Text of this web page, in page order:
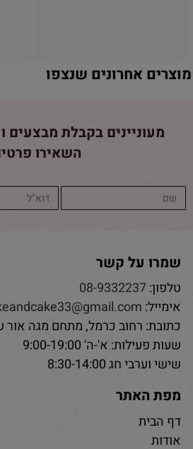
מוצרים אחרונים שנצפו
מעוניינים בקבלת מבצעים
השאירו
שמרו על קשר
טלפון:08-9332237
אימייל:
כתובת: רחוב כרמל, מתחם מגה אור
שעות פעילות: א'-ה' 9:00-19:00
שישי וערבי חג 8:30-14:00
מפת האתר
דף הבית
אודות